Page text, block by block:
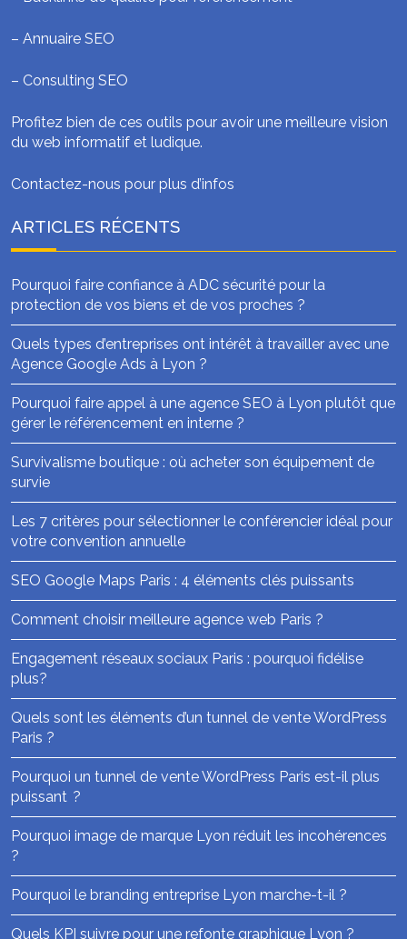
– Annuaire SEO
– Consulting SEO
Profitez bien de ces outils pour avoir une meilleure vision
du web informatif et ludique.
Contactez-nous pour plus d’infos
ARTICLES RÉCENTS
Pourquoi faire confiance à ADC sécurité pour la
protection de vos biens et de vos proches ?
Quels types d’entreprises ont intérêt à travailler avec une
Agence Google Ads à Lyon ?
Pourquoi faire appel à une agence SEO à Lyon plutôt que
gérer le référencement en interne ?
Survivalisme boutique : où acheter son équipement de
survie
Les 7 critères pour sélectionner le conférencier idéal pour
votre convention annuelle
SEO Google Maps Paris : 4 éléments clés puissants
Comment choisir meilleure agence web Paris ?
Engagement réseaux sociaux Paris : pourquoi fidélise
plus?
Quels sont les éléments d’un tunnel de vente WordPress
Paris ?
Pourquoi un tunnel de vente WordPress Paris est-il plus
puissant ?
Pourquoi image de marque Lyon réduit les incohérences
?
Pourquoi le branding entreprise Lyon marche-t-il ?
Quels KPI suivre pour une refonte graphique Lyon ?